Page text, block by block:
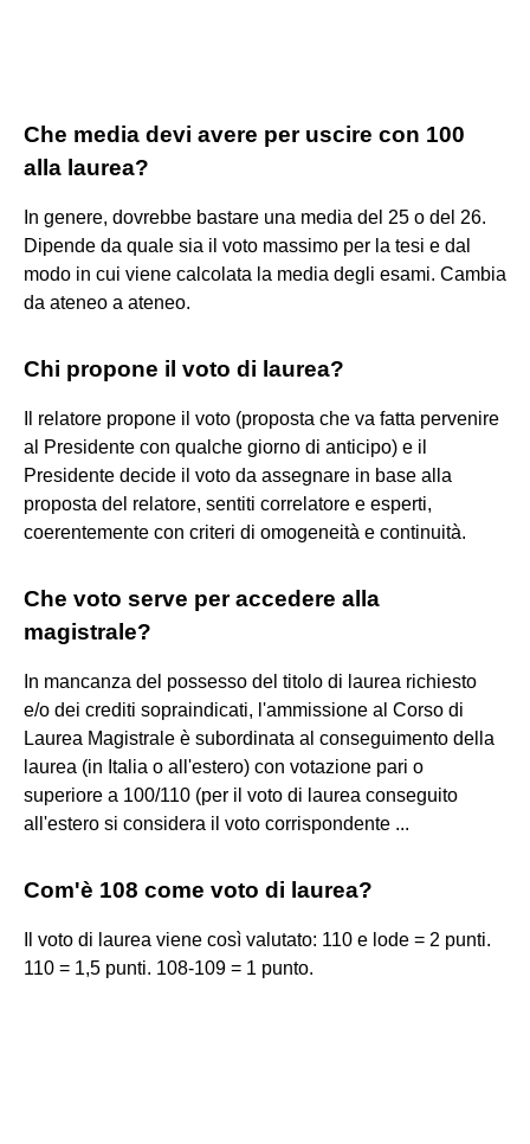
Che media devi avere per uscire con 100
alla laurea?
In genere, dovrebbe bastare una media del 25 o del 26.
Dipende da quale sia il voto massimo per la tesi e dal
modo in cui viene calcolata la media degli esami. Cambia
da ateneo a ateneo.
Chi propone il voto di laurea?
Il relatore propone il voto (proposta che va fatta pervenire
al Presidente con qualche giorno di anticipo) e il
Presidente decide il voto da assegnare in base alla
proposta del relatore, sentiti correlatore e esperti,
coerentemente con criteri di omogeneità e continuità.
Che voto serve per accedere alla
magistrale?
In mancanza del possesso del titolo di laurea richiesto
e/o dei crediti sopraindicati, l'ammissione al Corso di
Laurea Magistrale è subordinata al conseguimento della
laurea (in Italia o all'estero) con votazione pari o
superiore a 100/110 (per il voto di laurea conseguito
all'estero si considera il voto corrispondente ...
Com'è 108 come voto di laurea?
Il voto di laurea viene così valutato: 110 e lode = 2 punti.
110 = 1,5 punti. 108-109 = 1 punto.